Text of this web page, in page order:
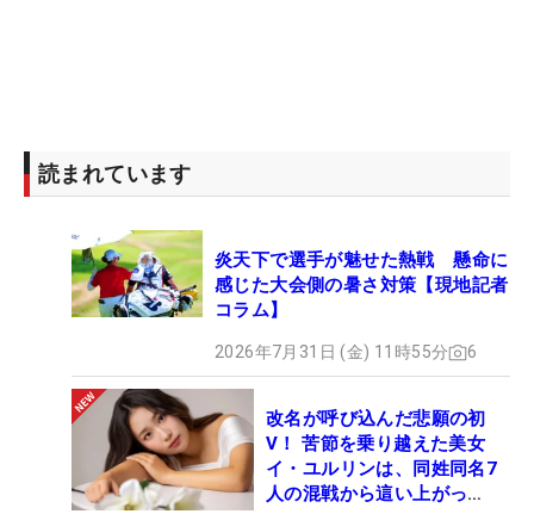
読まれています
炎天下で選手が魅せた熱戦 懸命に
感じた大会側の暑さ対策【現地記者
コラム】
2026年7月31日 (金) 11時55分 6
改名が呼び込んだ悲願の初
V！ 苦節を乗り越えた美女
イ・ユルリンは、同姓同名7
人の混戦から這い上がっ